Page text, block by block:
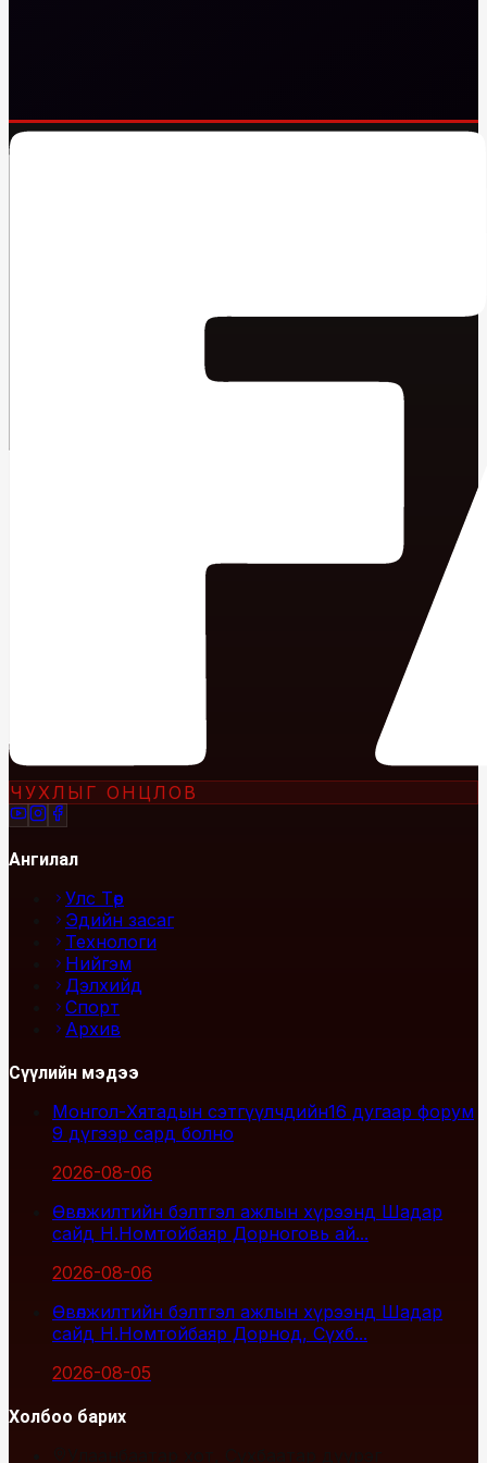
ЧУХЛЫГ ОНЦЛОВ
Ангилал
Улс Төр
Эдийн засаг
Технологи
Нийгэм
Дэлхийд
Спорт
Архив
Сүүлийн мэдээ
Монгол-Хятадын сэтгүүлчдийн16 дугаар форум
9 дүгээр сард болно
2026-08-06
Өвөлжилтийн бэлтгэл ажлын хүрээнд Шадар
сайд Н.Номтойбаяр Дорноговь ай...
2026-08-06
Өвөлжилтийн бэлтгэл ажлын хүрээнд Шадар
сайд Н.Номтойбаяр Дорнод, Сүхб...
2026-08-05
Холбоо барих